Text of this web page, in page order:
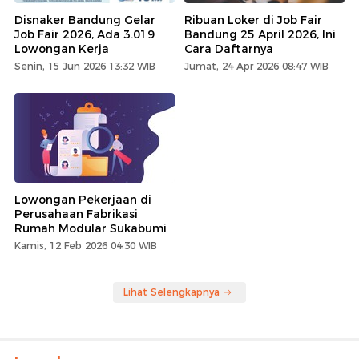
Disnaker Bandung Gelar
Job Fair 2026, Ada 3.019
Lowongan Kerja
Senin, 15 Jun 2026 13:32 WIB
Ribuan Loker di Job Fair
Bandung 25 April 2026, Ini
Cara Daftarnya
Jumat, 24 Apr 2026 08:47 WIB
Lowongan Pekerjaan di
Perusahaan Fabrikasi
Rumah Modular Sukabumi
Kamis, 12 Feb 2026 04:30 WIB
Lihat Selengkapnya